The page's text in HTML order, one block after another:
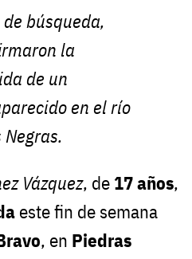
búsqueda,
la
de un
en el río
Vázquez, de 17 años,
este fin de semana
, en Piedras